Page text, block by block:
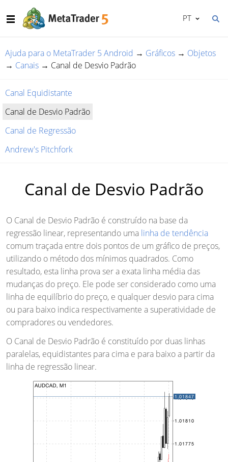
PT
Ajuda para o MetaTrader 5 Android → Gráficos → Objetos
→ Canais → Canal de Desvio Padrão
Canal Equidistante
Canal de Desvio Padrão
Canal de Regressão
Andrew's Pitchfork
Canal de Desvio Padrão
O Canal de Desvio Padrão é construído na base da
regressão linear, representando uma linha de tendência
comum traçada entre dois pontos de um gráfico de preços,
utilizando o método dos mínimos quadrados. Como
resultado, esta linha prova ser a exata linha média das
mudanças do preço. Ele pode ser considerado como uma
linha de equilíbrio do preço, e qualquer desvio para cima
ou para baixo indica respectivamente a superatividade de
compradores ou vendedores.
O Canal de Desvio Padrão é constituído por duas linhas
paralelas, equidistantes para cima e para baixo a partir da
linha de regressão linear.